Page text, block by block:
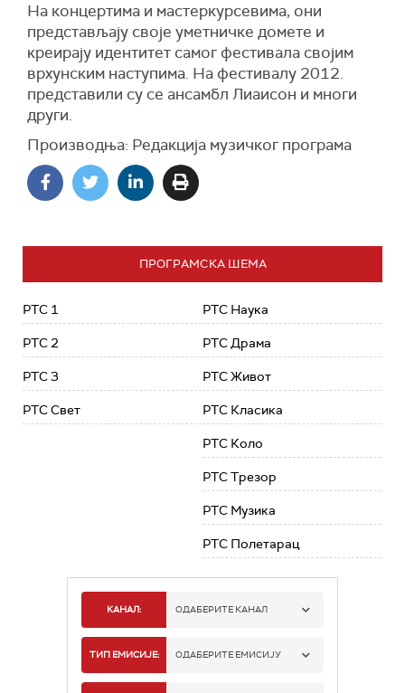
На концертима и мастеркурсевима, они
представљају своје уметничке домете и
креирају идентитет самог фестивала својим
врхунским наступима. На фестивалу 2012.
представили су се ансамбл Лиаисон и многи
други.
Производња: Редакција музичког програма
ПРОГРАМСКА ШЕМА
РТС 1
РТС 2
РТС 3
РТС Свет
РТС Наука
РТС Драма
РТС Живот
РТС Класика
РТС Коло
РТС Трезор
РТС Музика
РТС Полетарац
КАНАЛ: ОДАБЕРИТЕ КАНАЛ
РТС 1
ТИП ЕМИСИЈЕ: ОДАБЕРИТЕ ЕМИСИЈУ